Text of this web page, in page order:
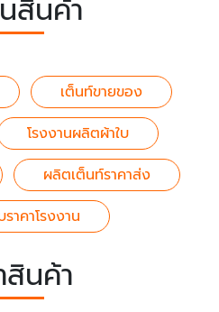
สินค้า
เต็นท์ขายของ
โรงงานผลิตผ้าใบ
ผลิตเต็นท์ราคาส่ง
าคาโรงงาน
สินค้า